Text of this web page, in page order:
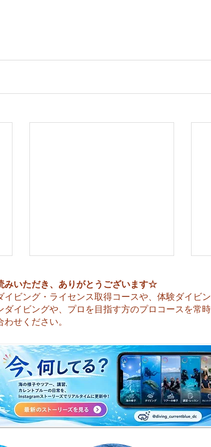
😊 海へ戻る第一歩！リフレ
ッシュコース開催♪
みいただき、ありがとうございます☆
ビング・ライセンス取得コースや、体験ダイビ
イビングや、プロを目指す方のプロコースを常時
せください。